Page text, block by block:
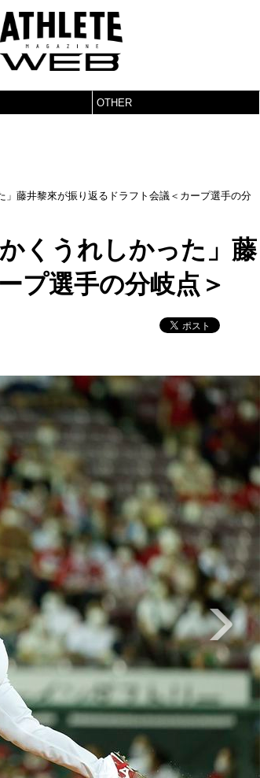
OTHER
」藤井黎來が振り返るドラフト会議＜カープ選手の分
くうれしかった」藤
プ選手の分岐点＞